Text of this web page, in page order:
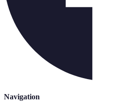
Navigation